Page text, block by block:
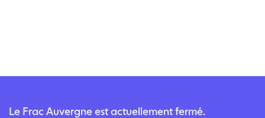
Le Frac Auvergne est actuellement fermé.